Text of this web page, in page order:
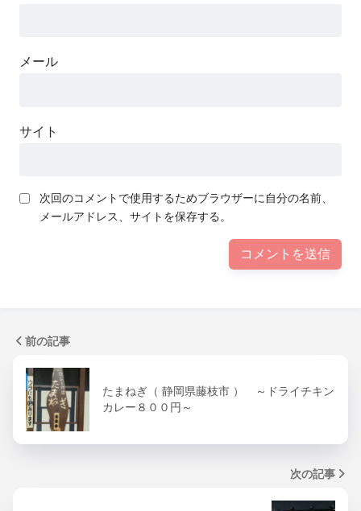
メール
サイト
次回のコメントで使用するためブラウザーに自分の名前、
メールアドレス、サイトを保存する。
前の記事
たまねぎ（ 静岡県藤枝市 ） ～ドライチキン
カレー８００円～
次の記事